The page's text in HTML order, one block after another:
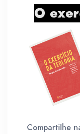
O
Compartilhe